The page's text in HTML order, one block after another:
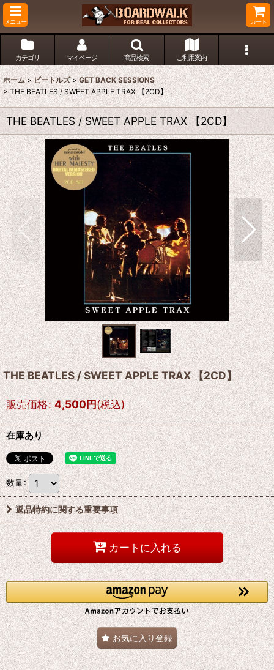
メニュー カート
カテゴリ マイページ 商品検索 ご利用案内
ホーム > ビートルズ > GET BACK SESSIONS
> THE BEATLES / SWEET APPLE TRAX 【2CD】
THE BEATLES / SWEET APPLE TRAX 【2CD】
THE BEATLES / SWEET APPLE TRAX 【2CD】
販売価格: 4,500円(税込)
在庫あり
数量:
返品特約に関する重要事項
カートに入れる
お気に入り登録